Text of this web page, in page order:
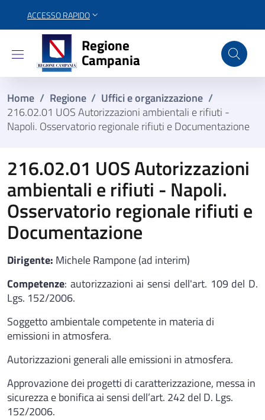
ACCESSO RAPIDO
Regione Campania
Regione
Campania
Home / Regione / Uffici e organizzazione /
216.02.01 UOS Autorizzazioni ambientali e rifiuti -
Napoli. Osservatorio regionale rifiuti e Documentazione
216.02.01 UOS Autorizzazioni
ambientali e rifiuti - Napoli.
Osservatorio regionale rifiuti e
Documentazione
Dirigente: Michele Rampone (ad interim)
Competenze: autorizzazioni ai sensi dell'art. 109 del D.
Lgs. 152/2006.
Soggetto ambientale competente in materia di
emissioni in atmosfera.
Autorizzazioni generali alle emissioni in atmosfera.
Approvazione dei progetti di caratterizzazione, messa in
sicurezza e bonifica ai sensi dell’art. 242 del D. Lgs.
152/2006.